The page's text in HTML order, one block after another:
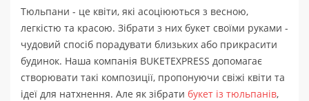
Тюльпани - це квіти, які асоціюються з весною,
легкістю та красою. Зібрати з них букет своїми руками -
чудовий спосіб порадувати близьких або прикрасити
будинок. Наша компанія BUKETEXPRESS допомагає
створювати такі композиції, пропонуючи свіжі квіти та
ідеї для натхнення. Але як зібрати букет із тюльпанів,